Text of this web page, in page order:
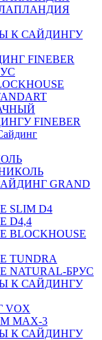
ЛАПЛАНДИЯ
К САЙДИНГУ
FINEBER
FINEBER
GRAND
SLIM D4
D4,4
BLOCKHOUSE
TUNDRA
NATURAL-БРУС
К САЙДИНГУ
VOX
MAX-3
К САЙДИНГУ